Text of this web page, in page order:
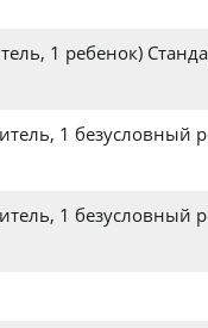
1 ребенок)
1 безусловный
1 безусловный